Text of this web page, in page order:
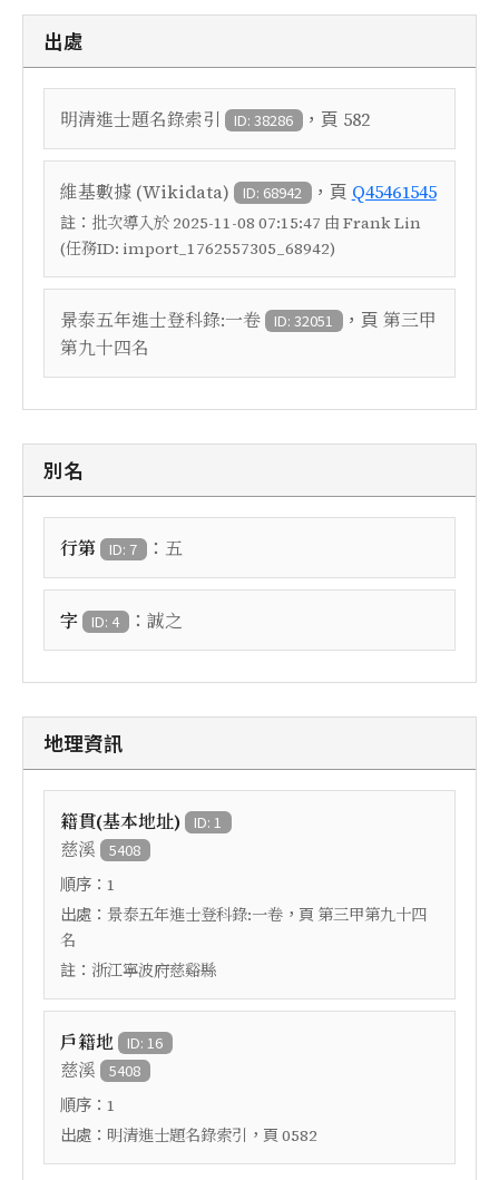
出處
明清進士題名錄索引 ID: 38286 ，頁 582
維基數據 (Wikidata) ID: 68942 ，頁 Q45461545
註： 批次導入於 2025-11-08 07:15:47 由 Frank Lin
(任務ID: import_1762557305_68942)
景泰五年進士登科錄:一卷 ID: 32051 ，頁 第三甲
第九十四名
別名
行第 ID: 7 ： 五
字 ID: 4 ： 誠之
地理資訊
籍貫(基本地址) ID: 1
慈溪 5408
順序： 1
出處： 景泰五年進士登科錄:一卷 ，頁 第三甲第九十四
名
註： 浙江寧波府慈谿縣
戶籍地 ID: 16
慈溪 5408
順序： 1
出處： 明清進士題名錄索引 ，頁 0582